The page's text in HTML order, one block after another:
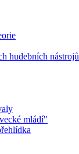
hudebních nástrojů
mládí"